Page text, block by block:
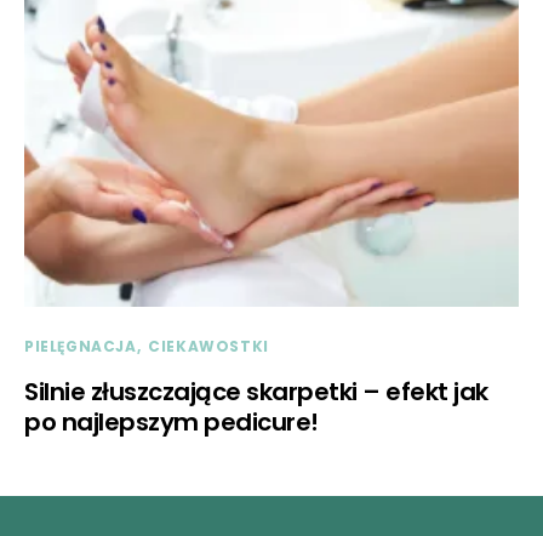
PIELĘGNACJA CIEKAWOSTKI
Silnie złuszczające skarpetki – efekt jak
po najlepszym pedicure!